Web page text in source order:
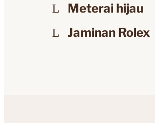
Meterai hijau
Jaminan Rolex